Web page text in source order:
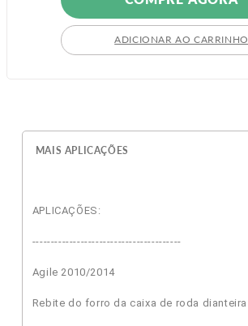
ADICIONAR AO CARRINHO
MAIS APLICAÇÕES
APLICAÇÕES:
----------------------------------------
Agile 2010/2014
Rebite do forro da caixa de roda dianteira